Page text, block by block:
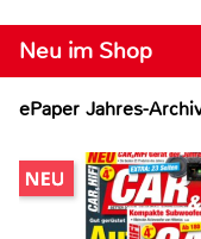
Neu im Shop
ePaper Jahres-